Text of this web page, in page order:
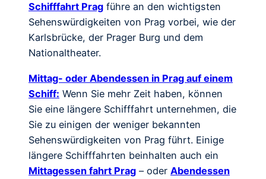
Schifffahrt Prag führe an den wichtigsten
Sehenswürdigkeiten von Prag vorbei, wie der
Karlsbrücke, der Prager Burg und dem
Nationaltheater.
Mittag- oder Abendessen in Prag auf einem
Schiff: Wenn Sie mehr Zeit haben, können
Sie eine längere Schifffahrt unternehmen, die
Sie zu einigen der weniger bekannten
Sehenswürdigkeiten von Prag führt. Einige
längere Schifffahrten beinhalten auch ein
Mittagessen fahrt Prag – oder Abendessen